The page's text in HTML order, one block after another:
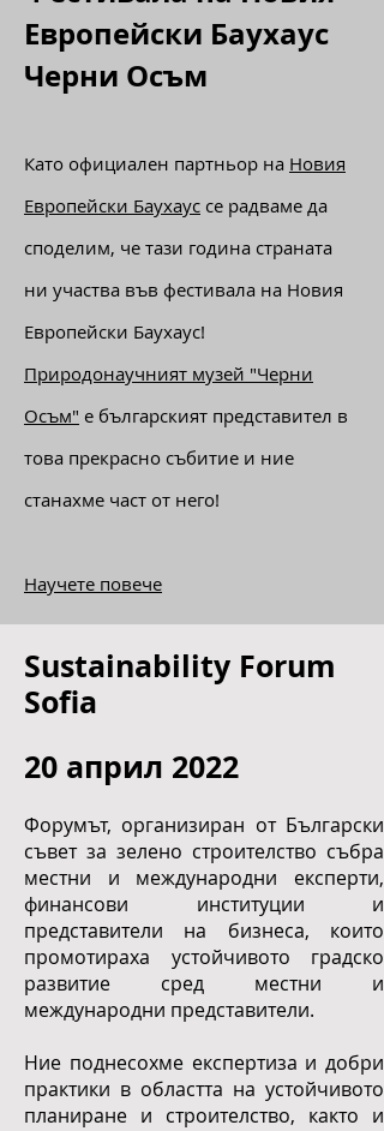
БСУР е партньор на
Фестивала на Новия
Европейски Баухаус
Черни Осъм
Европейски Баухаус
споделим, че тази година страната
ни участва във фестивала на Новия
вропейски Баухаус!
Природонаучният музей "Черни
Научете повече
Sofia
20 април 2022
Форумът, организиран от Български
съвет за зелено строителство събра
местни и международни експерти,
финансови институции и
представители на бизнеса, които
промотираха устойчивото градско
развитие сред местни и
международни представители.